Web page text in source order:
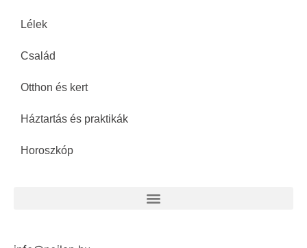
Lélek
Család
Otthon és kert
Háztartás és praktikák
Horoszkóp